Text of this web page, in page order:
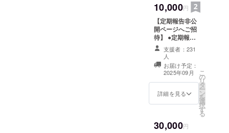
10,000円
【定期報告非公
開ページへご招
待】 ●定期報告
非公開ページへ
の登録をさせて
いただきます。
●お礼のメールを
お送りします。
●感謝状（PDF）
をお送りしま
す。
支援者：231
人
お届け予定：
2025年09月
詳細を見る
こ
の
リ
タ
ー
ン
を
選
択
す
る
30,000円